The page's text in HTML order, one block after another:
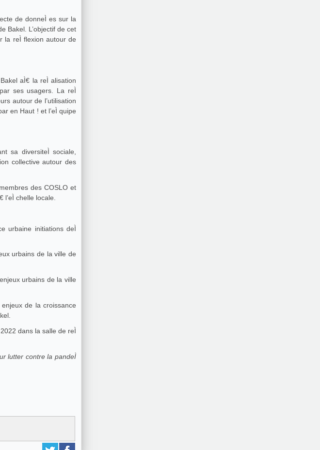
de donneÌ es sur la
Bakel. L’objectif de cet
la reÌ flexion autour de
aÌ€ la reÌ alisation
ses usagers. La reÌ
autour de l’utilisation
sociale,
collective autour des
des COSLO et
chelle locale.
urbaine initiations deÌ
urbains de la ville de
urbains de la ville
de la croissance
dans la salle de reÌ
lutter contre la pandeÌ